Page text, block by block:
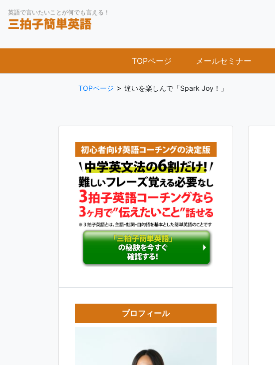
content
英語で言いたいことが何でも言える！
TOPページ メールセミナー
TOPページ > 違いを楽しんで「Spark Joy！」
プロフィール